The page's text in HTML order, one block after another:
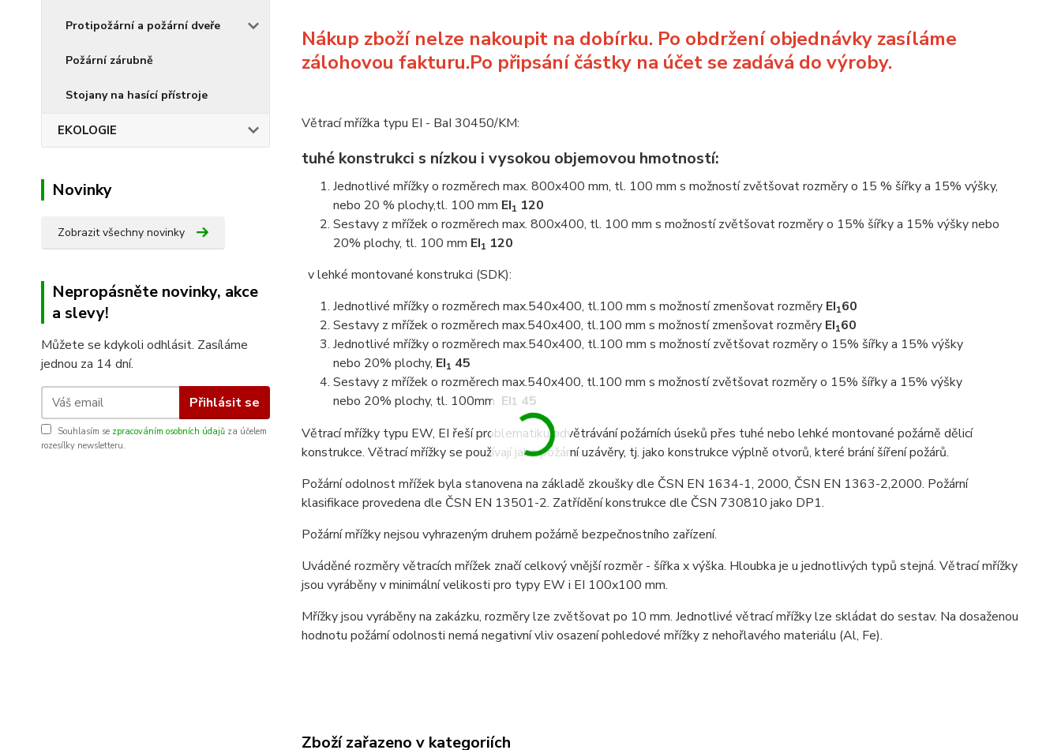
Protipožární a požární dveře
Požární zárubně
Stojany na hasící přístroje
EKOLOGIE
Novinky
Zobrazit všechny novinky
Nepropásněte novinky, akce
a slevy!
Můžete se kdykoli odhlásit. Zasíláme
jednou za 14 dní.
Přihlásit se
Souhlasím se zpracováním osobních údajů za účelem
rozesílky newsletteru.
Nákup zboží nelze nakoupit na dobírku. Po obdržení objednávky zasíláme
zálohovou fakturu.Po připsání částky na účet se zadává do výroby.
Větrací mřížka typu EI - BaI 30450/KM:
tuhé konstrukci s nízkou i vysokou objemovou hmotností:
Jednotlivé mřížky o rozměrech max. 800x400 mm, tl. 100 mm s možností zvětšovat rozměry o 15 % šířky a 15% výšky,
nebo 20 % plochy,tl. 100 mm EI1 120
Sestavy z mřížek o rozměrech max. 800x400, tl. 100 mm s možností zvětšovat rozměry o 15% šířky a 15% výšky nebo
20% plochy, tl. 100 mm EI1 120
v lehké montované konstrukci (SDK):
Jednotlivé mřížky o rozměrech max.540x400, tl.100 mm s možností zmenšovat rozměry EI160
Sestavy z mřížek o rozměrech max.540x400, tl.100 mm s možností zmenšovat rozměry EI160
Jednotlivé mřížky o rozměrech max.540x400, tl.100 mm s možností zvětšovat rozměry o 15% šířky a 15% výšky
nebo 20% plochy, EI1 45
Sestavy z mřížek o rozměrech max.540x400, tl.100 mm s možností zvětšovat rozměry o 15% šířky a 15% výšky
nebo 20% plochy, tl. 100mm EI1 45
Větrací mřížky typu EW, EI řeší problematiku odvětrávání požárních úseků přes tuhé nebo lehké montované požárně dělicí
konstrukce. Větrací mřížky se používají jako požární uzávěry, tj. jako konstrukce výplně otvorů, které brání šíření požárů.
Požární odolnost mřížek byla stanovena na základě zkoušky dle ČSN EN 1634-1, 2000, ČSN EN 1363-2,2000. Požární
klasifikace provedena dle ČSN EN 13501-2. Zatřídění konstrukce dle ČSN 730810 jako DP1.
Požární mřížky nejsou vyhrazeným druhem požárně bezpečnostního zařízení.
Uváděné rozměry větracích mřížek značí celkový vnější rozměr - šířka x výška. Hloubka je u jednotlivých typů stejná. Větrací mřížky
jsou vyráběny v minimální velikosti pro typy EW i EI 100x100 mm.
Mřížky jsou vyráběny na zakázku, rozměry lze zvětšovat po 10 mm. Jednotlivé větrací mřížky lze skládat do sestav. Na dosaženou
hodnotu požární odolnosti nemá negativní vliv osazení pohledové mřížky z nehořlavého materiálu (Al, Fe).
Zboží zařazeno v kategoriích